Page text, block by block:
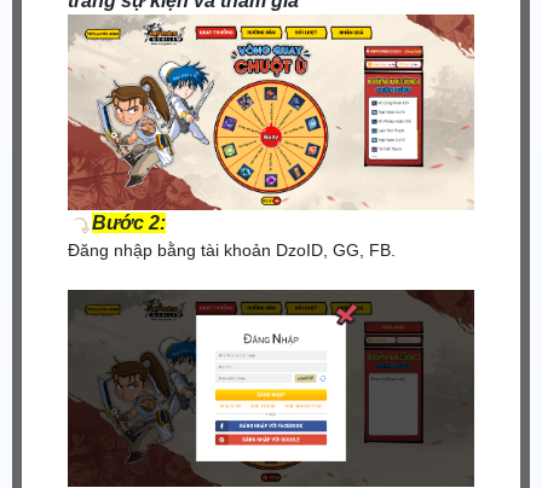
Bước 2:
Đăng nhập bằng tài khoản DzoID, GG, FB.